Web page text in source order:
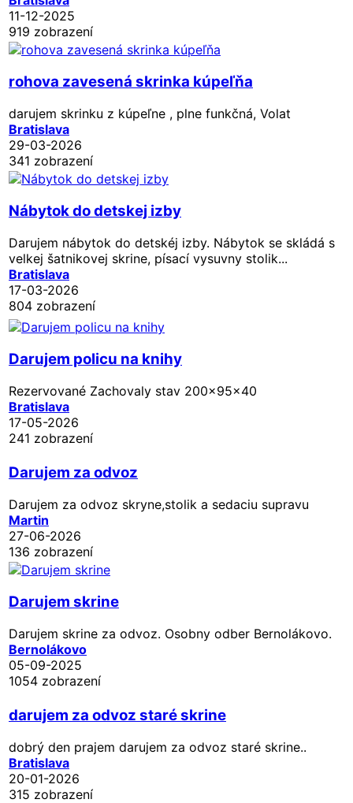
11-12-2025
919 zobrazení
rohova zavesená skrinka kúpeľňa
darujem skrinku z kúpeľne , plne funkčná, Volat
Bratislava
29-03-2026
341 zobrazení
Nábytok do detskej izby
Darujem nábytok do detskéj izby. Nábytok se skládá s
velkej šatnikovej skrine, písací vysuvny stolik...
Bratislava
17-03-2026
804 zobrazení
Darujem policu na knihy
Rezervované Zachovaly stav 200x95x40
Bratislava
17-05-2026
241 zobrazení
Darujem za odvoz
Darujem za odvoz skryne,stolik a sedaciu supravu
Martin
27-06-2026
136 zobrazení
Darujem skrine
Darujem skrine za odvoz. Osobny odber Bernolákovo.
Bernolákovo
05-09-2025
1054 zobrazení
darujem za odvoz staré skrine
dobrý den prajem darujem za odvoz staré skrine..
Bratislava
20-01-2026
315 zobrazení